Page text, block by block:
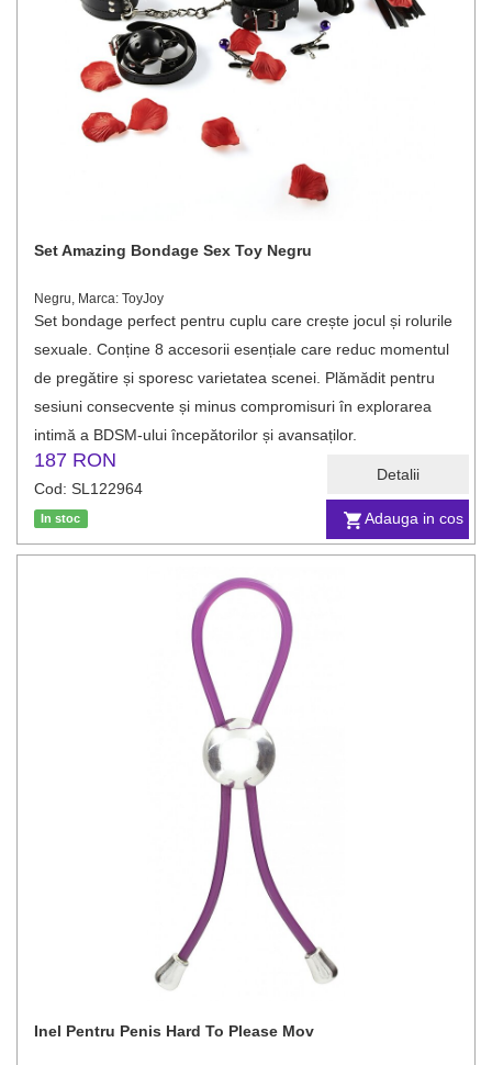
Adauga in cos
Detalii
Set Amazing Bondage Sex Toy Negru
Negru, Marca: ToyJoy
Set bondage perfect pentru cuplu care crește jocul și rolurile
sexuale. Conține 8 accesorii esențiale care reduc momentul
de pregătire și sporesc varietatea scenei. Plămădit pentru
sesiuni consecvente și minus compromisuri în explorarea
intimă a BDSM-ului începătorilor și avansaților.
187 RON
Cod: SL122964
In stoc
Inel Pentru Penis Hard To Please Mov